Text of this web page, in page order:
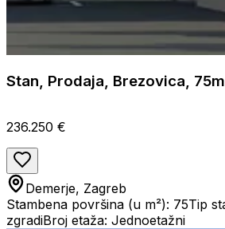
Stan, Prodaja, Brezovica,
236.250 €
Demerje, Zagreb
Stambena površina (u m²): 75Tip
zgradiBroj etaža: Jednoetažni